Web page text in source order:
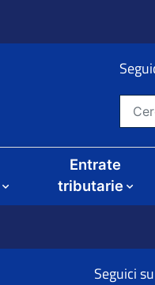
Cerca nel
Entrate
tributarie
Seguici